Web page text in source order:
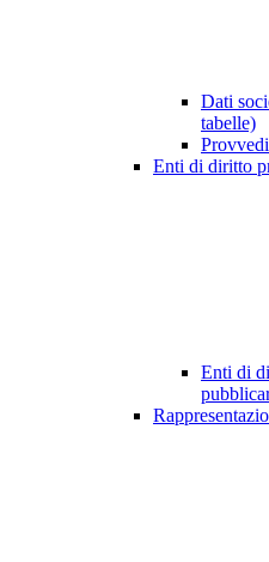
Dati
tabelle)
Enti di diritto
Enti di